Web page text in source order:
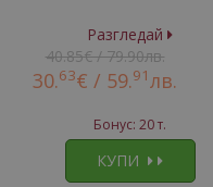
Разгледай
40.85€ / 79.90лв.
30.63€ / 59.91лв.
Бонус: 20 т.
КУПИ